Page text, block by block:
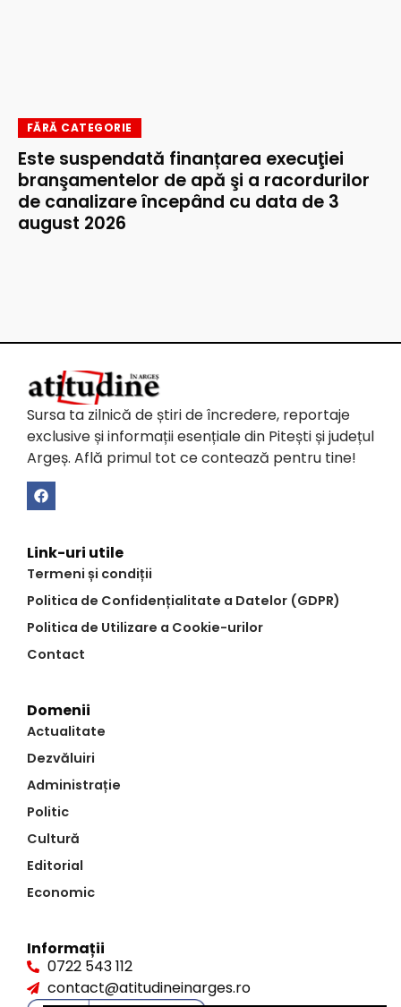
FĂRĂ CATEGORIE
Este suspendată finanțarea execuţiei
branşamentelor de apă şi a racordurilor
de canalizare începând cu data de 3
august 2026
Sursa ta zilnică de știri de încredere, reportaje
exclusive și informații esențiale din Pitești și județul
Argeș. Află primul tot ce contează pentru tine!
Link-uri utile
Termeni și condiții
Politica de Confidențialitate a Datelor (GDPR)
Politica de Utilizare a Cookie-urilor
Contact
Domenii
Actualitate
Dezvăluiri
Administrație
Politic
Cultură
Editorial
Economic
Informații
0722 543 112
contact@atitudineinarges.ro